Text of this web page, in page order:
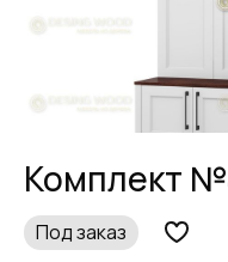
Комплект
Под заказ